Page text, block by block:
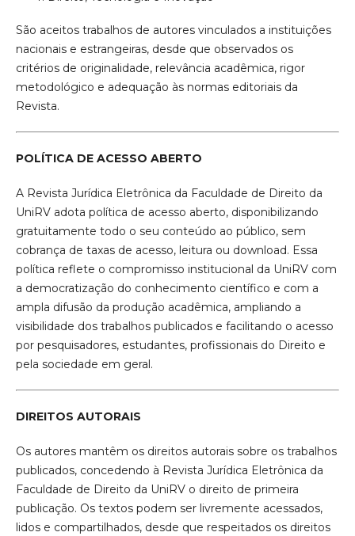
São aceitos trabalhos de autores vinculados a instituições
nacionais e estrangeiras, desde que observados os
critérios de originalidade, relevância acadêmica, rigor
metodológico e adequação às normas editoriais da
Revista.
POLÍTICA DE ACESSO ABERTO
A Revista Jurídica Eletrônica da Faculdade de Direito da
UniRV adota política de acesso aberto, disponibilizando
gratuitamente todo o seu conteúdo ao público, sem
cobrança de taxas de acesso, leitura ou download. Essa
política reflete o compromisso institucional da UniRV com
a democratização do conhecimento científico e com a
ampla difusão da produção acadêmica, ampliando a
visibilidade dos trabalhos publicados e facilitando o acesso
por pesquisadores, estudantes, profissionais do Direito e
pela sociedade em geral.
DIREITOS AUTORAIS
Os autores mantêm os direitos autorais sobre os trabalhos
publicados, concedendo à Revista Jurídica Eletrônica da
Faculdade de Direito da UniRV o direito de primeira
publicação. Os textos podem ser livremente acessados,
lidos e compartilhados, desde que respeitados os direitos